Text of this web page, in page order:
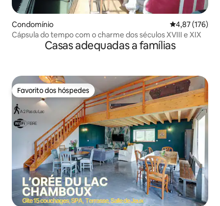
Condomínio Classificação
4,87 (176)
Cápsula do tempo com o charme dos séculos XVIII e XIX
Casas adequadas a famílias
Favorito dos hóspedes
Favorito dos hóspedes